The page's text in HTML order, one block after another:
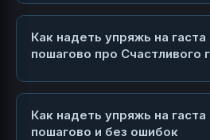
Как надеть упряжь на
пошагово про Счастливого
Как надеть упряжь на
пошагово и без ошибок